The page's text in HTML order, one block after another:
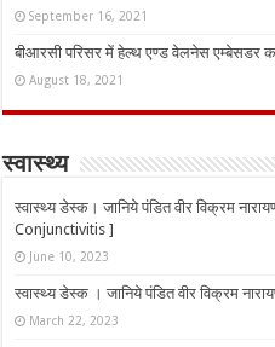
September 16, 2021
बीआरसी परिसर में हेल्थ एण्ड वेलनेस एम्बेसडर
August 18, 2021
स्वास्थ्य
स्वास्थ्य डेस्क। जानिये पंडित वीर विक्रम
Conjunctivitis ]
June 10, 2023
स्वास्थ्य डेस्क । जानिये पंडित वीर विक्रम
March 22, 2023